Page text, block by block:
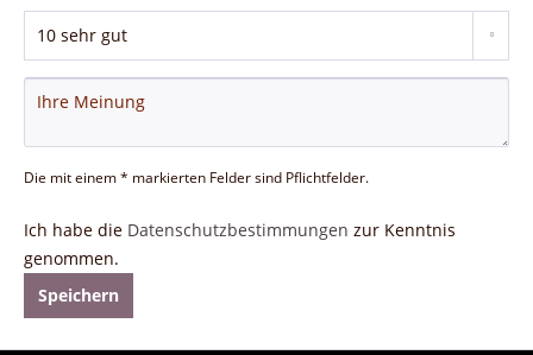
Die mit einem * markierten Felder sind Pflichtfelder.
Ich habe die Datenschutzbestimmungen zur Kenntnis
genommen.
Speichern